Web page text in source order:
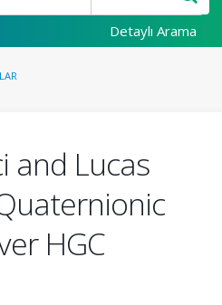
Detaylı Arama
and Lucas
HGC